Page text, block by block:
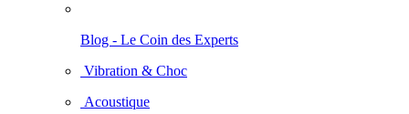
Blog - Le Coin des Experts
Vibration & Choc
Acoustique